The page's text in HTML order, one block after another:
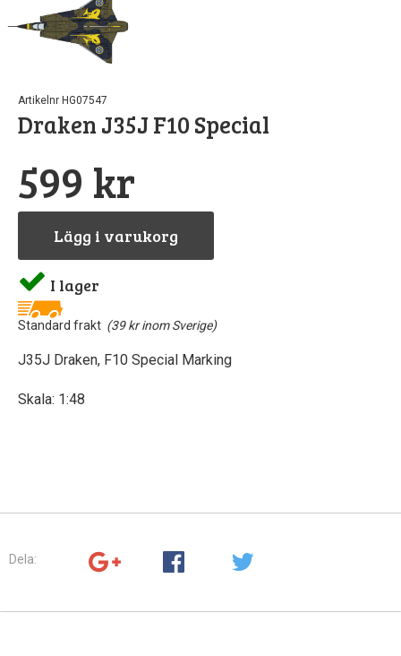
Artikelnr HG07547
Draken J35J F10 Special
599 kr
Lägg i varukorg
I lager
Standard frakt (39 kr inom Sverige)
J35J Draken, F10 Special Marking
Skala: 1:48
Dela: